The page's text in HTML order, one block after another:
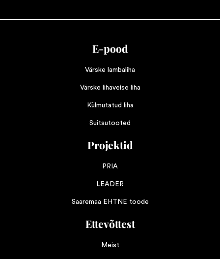
E-pood
Värske lambaliha
Värske lihaveise liha
Külmutatud liha
Suitsutooted
Projektid
PRIA
LEADER
Saaremaa EHTNE toode
Ettevõttest
Meist